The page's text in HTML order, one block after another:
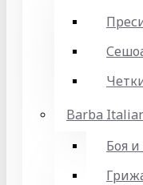
Barba
Боя